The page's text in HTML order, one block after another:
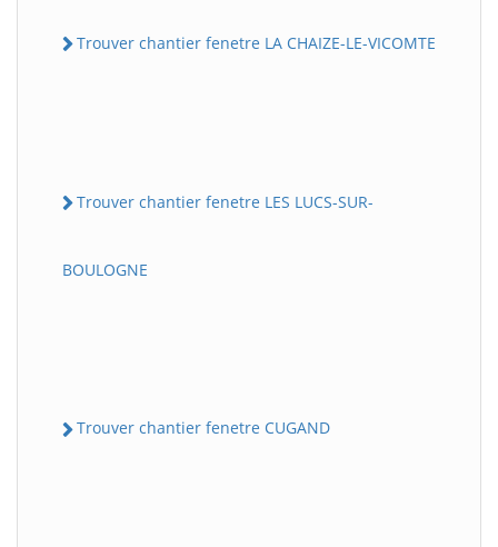
Trouver chantier fenetre LA CHAIZE-LE-VICOMTE
Trouver chantier fenetre LES LUCS-SUR-
BOULOGNE
Trouver chantier fenetre CUGAND